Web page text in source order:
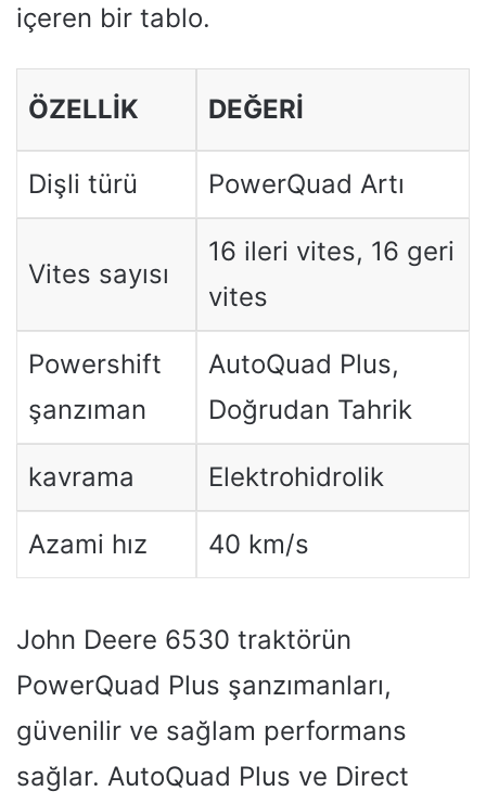
içeren bir tablo.
ÖZELLIK DEĞERI
Dişli türü PowerQuad Artı
Vites sayısı
16 ileri vites, 16 geri
vites
Powershift
şanzıman
AutoQuad Plus,
Doğrudan Tahrik
kavrama Elektrohidrolik
Azami hız 40 km/s
John Deere 6530 traktörün
PowerQuad Plus şanzımanları,
güvenilir ve sağlam performans
sağlar. AutoQuad Plus ve Direct